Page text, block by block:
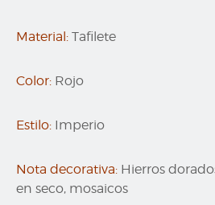
Material: Tafilete
Color: Rojo
Estilo: Imperio
Nota decorativa: Hierros
en seco, mosaicos